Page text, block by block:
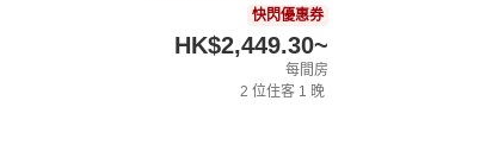
快閃優惠券
HK$2,449.30~
每間房
2 位住客 1 晚